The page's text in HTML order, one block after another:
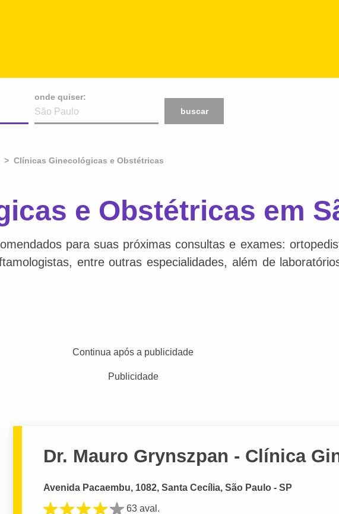
onde quiser:
buscar
Clínicas Ginecológicas e Obstétricas
e Obstétricas em
para suas próximas consultas e exames:
entre outras especialidades, além de
Continua após a publicidade
Publicidade
Dr. Mauro Grynszpan - Clínica
Avenida Pacaembu, 1082, Santa Cecília, São Paulo - SP
63 aval.